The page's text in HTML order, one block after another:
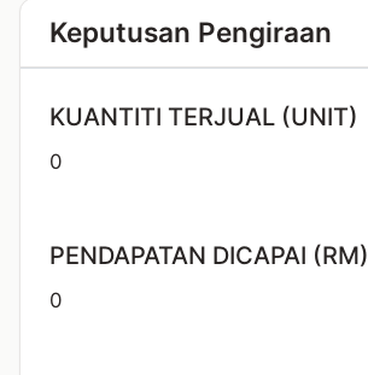
Keputusan Pengiraan
KUANTITI TERJUAL (UNIT)
0
PENDAPATAN DICAPAI (RM)
0